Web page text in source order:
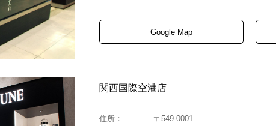
Google Map
関西国際空港店
住所：
〒549-0001